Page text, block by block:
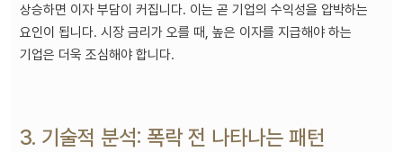
상승하면 이자 부담이 커집니다. 이는 곧 기업의 수익성을 압박하는
요인이 됩니다. 시장 금리가 오를 때, 높은 이자를 지급해야 하는
기업은 더욱 조심해야 합니다.
3. 기술적 분석: 폭락 전 나타나는 패턴